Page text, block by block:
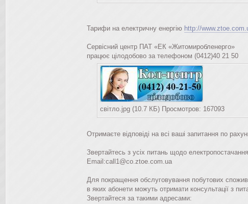
Тарифи на електричну енергію http://
Сервісний центр ПАТ «ЕК «Житомиробленерго»
працює цілодобово за телефоном (0412)40 21 50
світло.jpg (10.7 КБ) Просмотров: 167093
Отримаєте відповіді на всі ваші запитання по
Звертайтесь з усіх питань щодо
Email:call1@co.ztoe.com.ua
Для покращення обслуговування побутових
в яких абонети можуть отримати консультації з
Звертайтеся за такими адресами: